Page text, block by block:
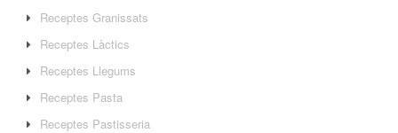
Receptes Granissats
Receptes Làctics
Receptes Llegums
Receptes Pasta
Receptes Pastisseria